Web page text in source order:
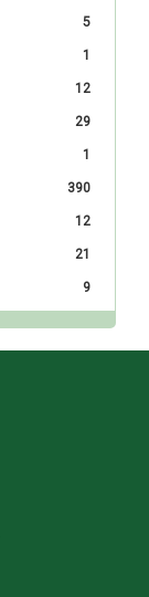
5
1
12
29
1
390
12
21
9